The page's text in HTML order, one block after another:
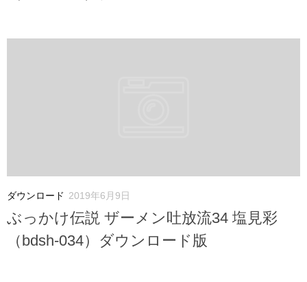
ダウンロード 2019年6月9日
ぶっかけ伝説 ザーメン吐放流34 塩見彩
（bdsh-034）ダウンロード版